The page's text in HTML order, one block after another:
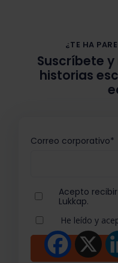
¿TE HA
Suscríbete
historias
Correo corporativo*
Acepto
Lukkap.
He leído y